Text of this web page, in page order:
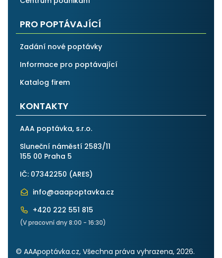
PRO POPTÁVAJÍCÍ
Zadání nové poptávky
Informace pro poptávající
Katalog firem
KONTAKTY
AAA poptávka, s.r.o.
Sluneční náměstí 2583/11
155 00 Praha 5
IČ: 07342250 (ARES)
info@aaapoptavka.cz
+420 222 551 815
(V pracovní dny 8:00 - 16:30)
© AAApoptávka.cz, Všechna práva vyhrazena, 2026.